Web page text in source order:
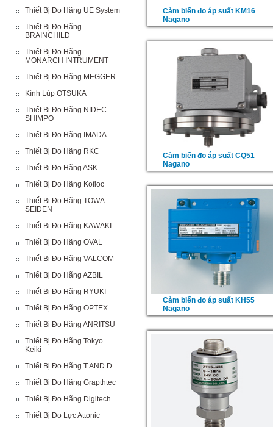
Thiết Bị Đo Hãng UE System
Thiết Bị Đo Hãng
BRAINCHILD
Thiết Bị Đo Hãng
MONARCH INTRUMENT
Thiết Bị Đo Hãng MEGGER
Kính Lúp OTSUKA
Thiết Bị Đo Hãng NIDEC-
SHIMPO
Thiết Bị Đo Hãng IMADA
Thiết Bị Đo Hãng RKC
Thiết Bị Đo Hãng ASK
Thiết Bị Đo Hãng Kofloc
Thiết Bị Đo Hãng TOWA
SEIDEN
Thiết Bị Đo Hãng KAWAKI
Thiết Bị Đo Hãng OVAL
Thiết Bị Đo Hãng VALCOM
Thiết Bị Đo Hãng AZBIL
Thiết Bị Đo Hãng RYUKI
Thiết Bị Đo Hãng OPTEX
Thiết Bị Đo Hãng ANRITSU
Thiết Bị Đo Hãng Tokyo
Keiki
Thiết Bị Đo Hãng T AND D
Thiết Bị Đo Hãng Grapthtec
Thiết Bị Đo Hãng Digitech
Thiết Bị Đo Lực Attonic
Cảm biến đo áp suất KM16
Nagano
Cảm biến đo áp suất CQ51
Nagano
Cảm biến đo áp suất KH55
Nagano